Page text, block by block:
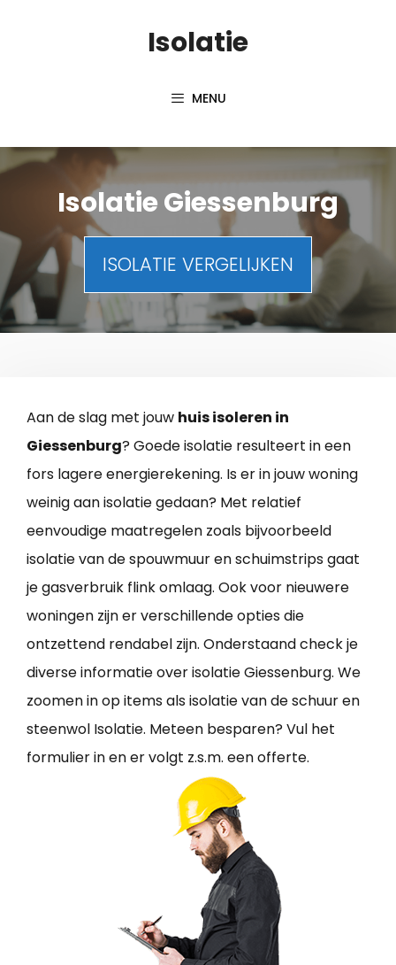
Isolatie
MENU
Isolatie Giessenburg
ISOLATIE VERGELIJKEN
Aan de slag met jouw huis isoleren in
Giessenburg? Goede isolatie resulteert in een
fors lagere energierekening. Is er in jouw woning
weinig aan isolatie gedaan? Met relatief
eenvoudige maatregelen zoals bijvoorbeeld
isolatie van de spouwmuur en schuimstrips gaat
je gasverbruik flink omlaag. Ook voor nieuwere
woningen zijn er verschillende opties die
ontzettend rendabel zijn. Onderstaand check je
diverse informatie over isolatie Giessenburg. We
zoomen in op items als isolatie van de schuur en
steenwol Isolatie. Meteen besparen? Vul het
formulier in en er volgt z.s.m. een offerte.